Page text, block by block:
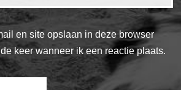
en site opslaan in deze browser
keer wanneer ik een reactie plaats.